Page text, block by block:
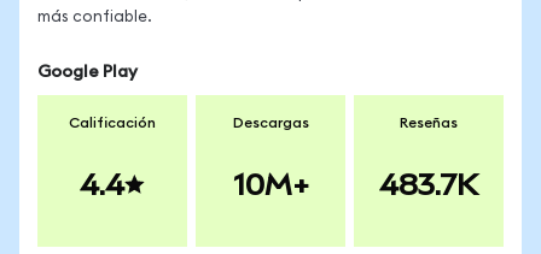
más confiable.
Google Play
Calificación
4.4
Descargas
10M+
Reseñas
483.7K